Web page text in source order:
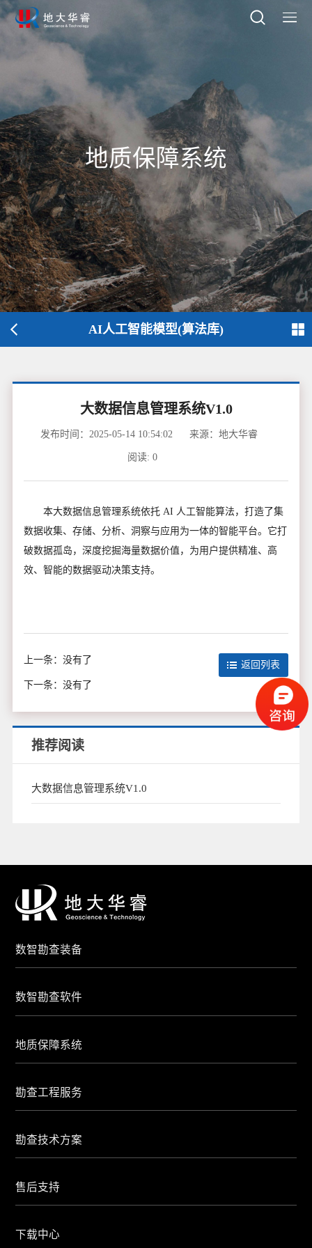
地质保障系统
AI人工智能模型(算法库)
大数据信息管理系统V1.0
发布时间：2025-05-14 10:54:02 来源：地大华睿
阅读: 0
本大数据信息管理系统依托 AI 人工智能算法，打造了集
数据收集、存储、分析、洞察与应用为一体的智能平台。它打
破数据孤岛，深度挖掘海量数据价值，为用户提供精准、高
效、智能的数据驱动决策支持。
上一条： 没有了
下一条： 没有了
返回列表
推荐阅读
大数据信息管理系统V1.0
数智勘查装备
数智勘查软件
地质保障系统
勘查工程服务
勘查技术方案
售后支持
下载中心